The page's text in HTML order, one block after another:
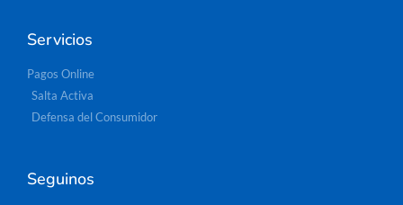
Servicios
Pagos Online
Salta Activa
Defensa del Consumidor
Seguinos